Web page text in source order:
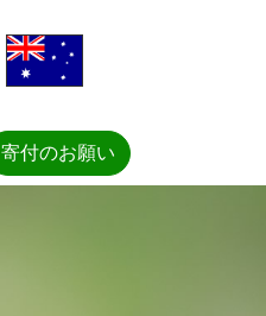
寄付のお願い
寄付のお願い